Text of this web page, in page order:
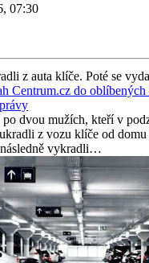
07:30
z auta klíče. Poté se
Centrum.cz do
dvou mužích, kteří v
z vozu klíče od
vykradli…